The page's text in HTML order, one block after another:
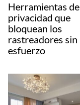
Herramientas de
privacidad que
bloquean los
rastreadores sin
esfuerzo